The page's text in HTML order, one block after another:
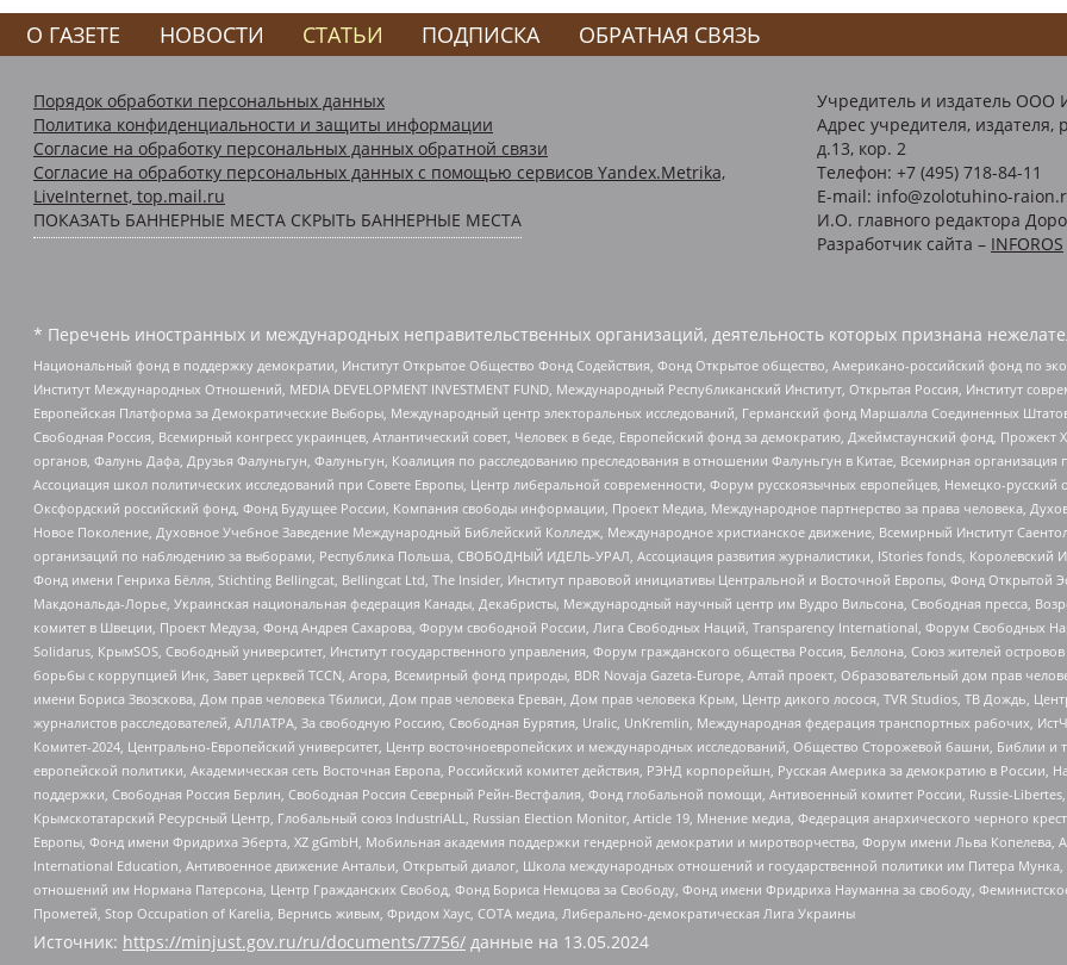
О ГАЗЕТЕ НОВОСТИ СТАТЬИ ПОДПИСКА ОБРАТНАЯ СВЯЗЬ
Порядок обработки персональных данных
Политика конфиденциальности и защиты информации
Согласие на обработку персональных данных обратной связи
Согласие на обработку персональных данных с помощью сервисов Yandex.Metrika,
LiveInternet, top.mail.ru
ПОКАЗАТЬ БАННЕРНЫЕ МЕСТА СКРЫТЬ БАННЕРНЫЕ МЕСТА
Учредитель и издатель ООО
Адрес учредителя, издателя,
д.13, кор. 2
Телефон: +7 (495) 718-84-11
E-mail: info@zolotuhino-
И.О. главного редактора
Разработчик сайта – INFOROS
* Перечень иностранных и международных неправительственных организаций, деятельность которых признана
Национальный фонд в поддержку демократии, Институт Открытое Общество Фонд Содействия, Фонд Открытое общество, Американо-российский фонд по
Институт Международных Отношений, MEDIA DEVELOPMENT INVESTMENT FUND, Международный Республиканский Институт, Открытая Россия, Институт
Европейская Платформа за Демократические Выборы, Международный центр электоральных исследований, Германский фонд Маршалла Соединенных
Свободная Россия, Всемирный конгресс украинцев, Атлантический совет, Человек в беде, Европейский фонд за демократию, Джеймстаунский фонд,
органов, Фалунь Дафа, Друзья Фалуньгун, Фалуньгун, Коалиция по расследованию преследования в отношении Фалуньгун в Китае, Всемирная организация
Ассоциация школ политических исследований при Совете Европы, Центр либеральной современности, Форум русскоязычных европейцев, Немецко-
Оксфордский российский фонд, Фонд Будущее России, Компания свободы информации, Проект Медиа, Международное партнерство за права человека,
Новое Поколение, Духовное Учебное Заведение Международный Библейский Колледж, Международное христианское движение, Всемирный Институт
организаций по наблюдению за выборами, Республика Польша, СВОБОДНЫЙ ИДЕЛЬ-УРАЛ, Ассоциация развития журналистики, IStories fonds,
Фонд имени Генриха Бёлля, Stichting Bellingcat, Bellingcat Ltd, The Insider, Институт правовой инициативы Центральной и Восточной Европы, Фонд Открытой
Макдональда-Лорье, Украинская национальная федерация Канады, Декабристы, Международный научный центр им Вудро Вильсона, Свободная пресса,
комитет в Швеции, Проект Медуза, Фонд Андрея Сахарова, Форум свободной России, Лига Свободных Наций, Transparеncy International, Форум Свободных
Solidarus, КрымSOS, Свободный университет, Институт государственного управления, Форум гражданского общества Россия, Беллона, Союз жителей
борьбы с коррупцией Инк, Завет церквей TCCN, Агора, Всемирный фонд природы, BDR Novaja Gazeta-Europe, Алтай проект, Образовательный дом прав
имени Бориса Звозскова, Дом прав человека Тбилиси, Дом прав человека Ереван, Дом прав человека Крым, Центр дикого лосося, TVR Studios, ТВ Дождь,
журналистов расследователей, АЛЛАТРА, За свободную Россию, Свободная Бурятия, Uralic, UnKremlin, Международная федерация транспортных рабочих,
Комитет-2024, Центрально-Европейский университет, Центр восточноевропейских и международных исследований, Общество Сторожевой башни, Библии и
европейской политики, Академическая сеть Восточная Европа, Российский комитет действия, РЭНД корпорейшн, Русская Америка за демократию в России,
поддержки, Свободная Россия Берлин, Свободная Россия Северный Рейн-Вестфалия, Фонд глобальной помощи, Антивоенный комитет России, Russie-
Крымскотатарский Ресурсный Центр, Глобальный союз IndustriALL, Russian Election Monitor, Article 19, Мнение медиа, Федерация анархического черного
Европы, Фонд имени Фридриха Эберта, XZ gGmbH, Мобильная академия поддержки гендерной демократии и миротворчества, Форум имени Льва Копелева,
International Education, Антивоенное движение Антальи, Открытый диалог, Школа международных отношений и государственной политики им Питера
отношений им Нормана Патерсона, Центр Гражданских Свобод, Фонд Бориса Немцова за Свободу, Фонд имени Фридриха Науманна за свободу,
Прометей, Stop Occupation of Karelia, Вернись живым, Фридом Хаус, СОТА медиа, Либерально-демократическая Лига Украины
Источник: https://minjust.gov.ru/ru/documents/7756/ данные на 13.05.2024